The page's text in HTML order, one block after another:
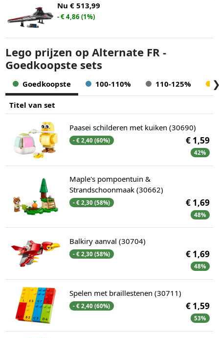
Nu € 513,99
- € 4,86 (1%)
Lego prijzen op Alternate FR -
Goedkoopste sets
Goedkoopste 100-110% 110-125%
Titel van set
Paasei schilderen met kuiken (30690)
- € 2,40 (60%) € 1,59
42%
Maple's pompoentuin &
Strandschoonmaak (30662)
- € 2,30 (58%) € 1,69
48%
Balkiry aanval (30704)
- € 2,30 (58%) € 1,69
48%
Spelen met braillestenen (30711)
- € 2,40 (60%) € 1,59
53%